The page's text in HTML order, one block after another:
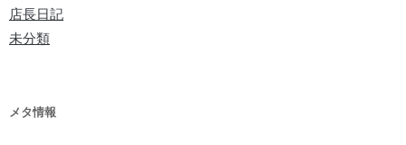
店長日記
未分類
メタ情報